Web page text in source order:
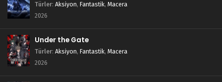
Türler: Aksiyon, Fantastik, Macera
2026
Under the Gate
Türler: Aksiyon, Fantastik, Macera
2026